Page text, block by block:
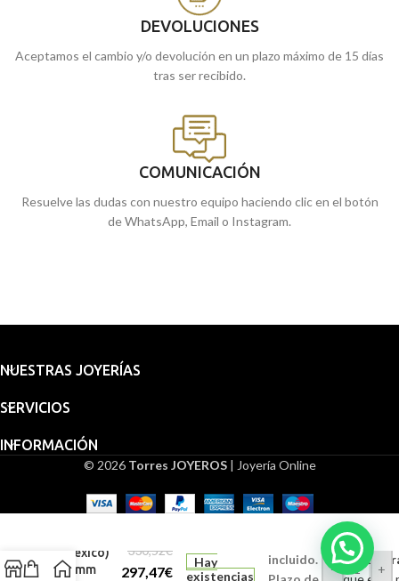
DEVOLUCIONES
Aceptamos el cambio y/o devolución en un plazo máximo de 15 días
tras ser recibido.
COMUNICACIÓN
Resuelve las dudas con nuestro equipo haciendo clic en el botón
de WhatsApp, Email o Instagram.
NUESTRAS JOYERÍAS
SERVICIOS
INFORMACIÓN
© 2026 Torres JOYEROS| Joyería Online
Medalla
Virgen de
(México)
14 mm
330,52€
297,47€
Hay
existencias
Embalaje
incluido.
- +
Grabado